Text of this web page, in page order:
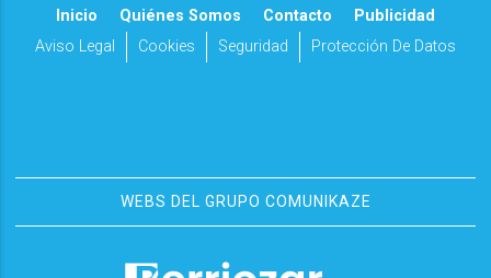
Inicio Quiénes Somos Contacto
Publicidad
Aviso Legal
Cookies Seguridad Protección De Datos
WEBS DEL GRUPO COMUNIKAZE